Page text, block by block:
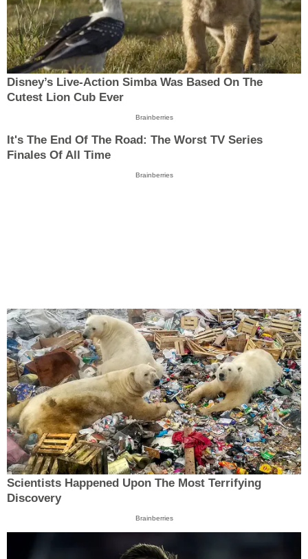
Disney’s Live-Action Simba Was Based On The
Cutest Lion Cub Ever
Brainberries
It's The End Of The Road: The Worst TV Series
Finales Of All Time
Brainberries
Scientists Happened Upon The Most Terrifying
Discovery
Brainberries